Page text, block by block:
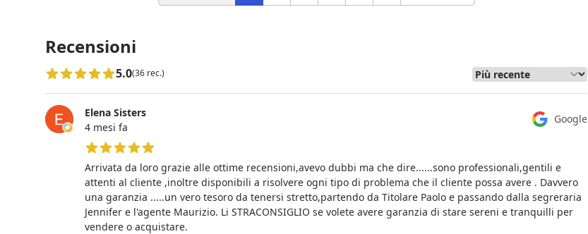
Recensioni
5.0(36 rec.)
Google
Elena Sisters
4 mesi fa
5 su 5 stelle
Arrivata da loro grazie alle ottime recensioni,avevo dubbi ma che dire......sono professionali,gentili e
attenti al cliente ,inoltre disponibili a risolvere ogni tipo di problema che il cliente possa avere . Davvero
una garanzia .....un vero tesoro da tenersi stretto,partendo da Titolare Paolo e passando dalla segreraria
Jennifer e l'agente Maurizio. Li STRACONSIGLIO se volete avere garanzia di stare sereni e tranquilli per
vendere o acquistare.